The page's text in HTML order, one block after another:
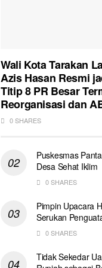
Wali Kota Tarakan
Azis Hasan Resmi
Titip 8 PR Besar
Reorganisasi dan
0 SHARES
Puskesmas
Desa Sehat Iklim
0 SHARES
Pimpin Upacara
Serukan
0 SHARES
Tidak Sekedar